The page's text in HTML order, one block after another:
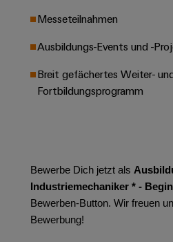
Moderne
digitale
für
klimafreundliche
Umfassende
Verbindungslösungen
für
die
maritime
Leiterplattenklemmen
PCB
Services
(OEM)
Remote
&
Cloud-
Services
easyConnect
Werkstatt
Messeteilnahmen
Ausbildungs-Events und -
Breit gefächertes Weiter-
Fortbildungsprogramm
Bewerbe Dich jetzt als
Industriemechaniker * -
Bewerben-Button. Wir freuen
Bewerbung!